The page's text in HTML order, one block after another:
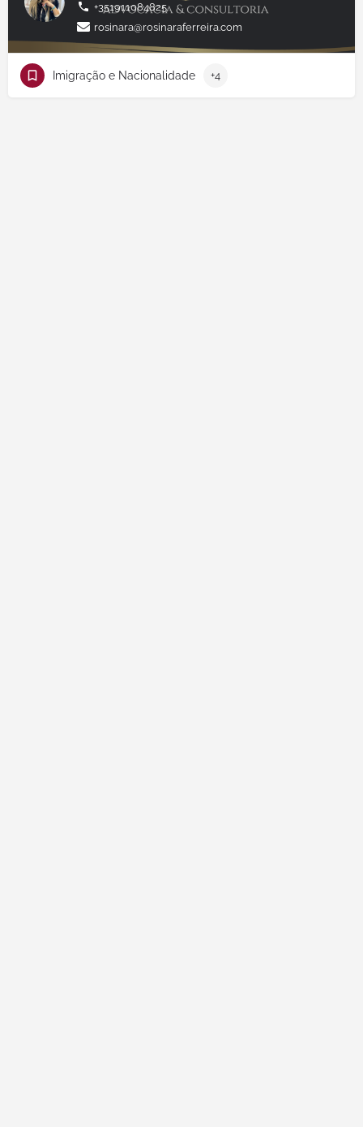
+351911084825
rosinara@rosinaraferreira.com
Imigração e Nacionalidade +4